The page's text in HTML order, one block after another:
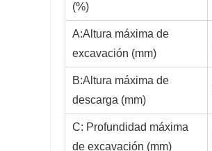
(%)
A:Altura máxima de
excavación (mm)
B:Altura máxima de
descarga (mm)
C: Profundidad máxima
de excavación (mm)